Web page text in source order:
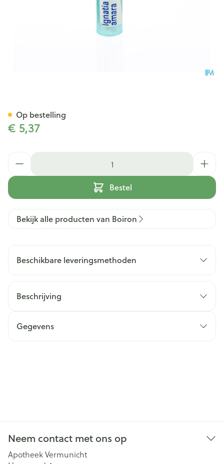
€ 5,37
Bestel
Op bestelling
Bekijk alle producten van Boiron
Beschikbare leveringsmethoden
Beschrijving
Gegevens
Neem contact met ons op
Apotheek Vermunicht